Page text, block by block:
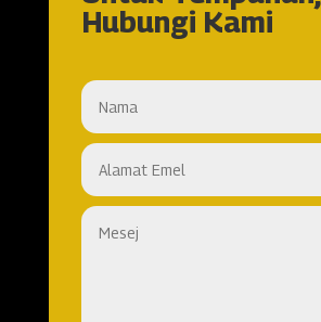
Hubungi Kami